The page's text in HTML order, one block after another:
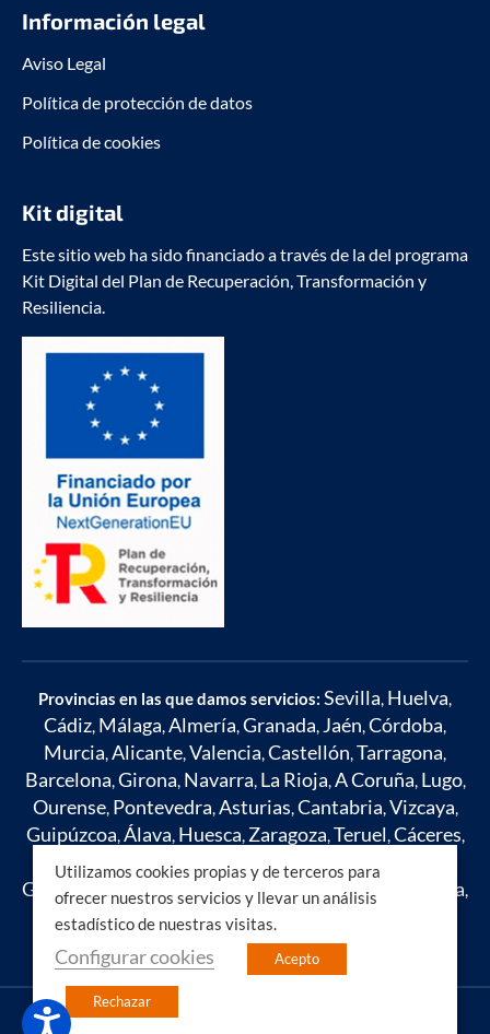
Información legal
Aviso Legal
Política de protección de datos
Política de cookies
Kit digital
Este sitio web ha sido financiado a través de la del programa
Kit Digital del Plan de Recuperación, Transformación y
Resiliencia.
Provincias en las que damos servicios: Sevilla, Huelva,
Cádiz, Málaga,Almería,Granada, Jaén,Córdoba,
Murcia,Alicante,Valencia,Castellón,Tarragona,
Barcelona,Girona, Navarra, La Rioja,A Coruña, Lugo,
Ourense, Pontevedra,Asturias,Cantabria,Vizcaya,
Guipúzcoa,Álava, Huesca, Zaragoza,Teruel,Cáceres,
Badajoz Toledo Ciudad Real
Guadalajara Madrid León Zamora Salamanca Ávila,
Segovia,Soria,Burgos ,Palencia
Mallorca,Ibiza
Copyright © Coria Oil 2023 Todos los derechos reservados.
Utilizamos cookies propias y de terceros para
ofrecer nuestros servicios y llevar un análisis
estadístico de nuestras visitas.
Configurar cookies Acepto
Rechazar